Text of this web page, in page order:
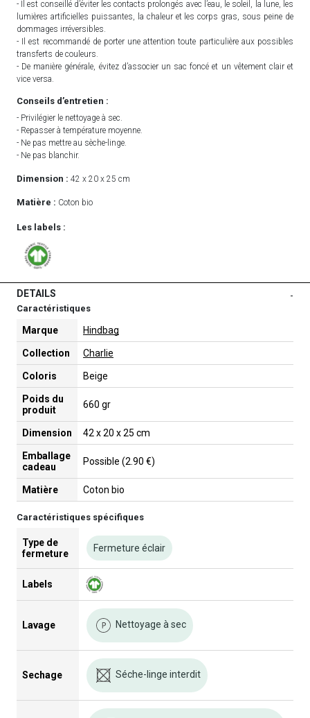
- Il est conseillé d’éviter les contacts prolongés avec l’eau, le soleil, la lune, les
lumières artificielles puissantes, la chaleur et les corps gras, sous peine de
dommages irréversibles.
- Il est recommandé de porter une attention toute particulière aux possibles
transferts de couleurs.
- De manière générale, évitez d’associer un sac foncé et un vêtement clair et
vice versa.
Conseils d’entretien :
- Privilégier le nettoyage à sec.
- Repasser à température moyenne.
- Ne pas mettre au sèche-linge.
- Ne pas blanchir.
Dimension : 42 x 20 x 25 cm
Matière : Coton bio
Les labels :
DETAILS -
Caractéristiques
Marque Hindbag
Collection Charlie
Coloris Beige
Poids du
produit
660 gr
Dimension 42 x 20 x 25 cm
Emballage
cadeau
Possible (2.90 €)
Matière Coton bio
Caractéristiques spécifiques
Type de
fermeture
Fermeture éclair
Labels
Lavage Nettoyage à sec
Sechage Séche-linge interdit